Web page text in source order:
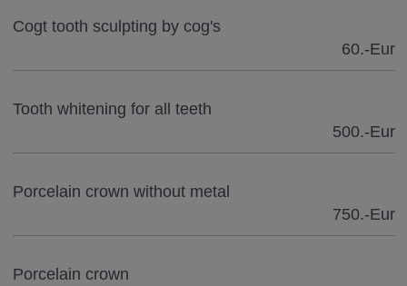
Cogt tooth sculpting by cog's
60.-Eur
Tooth whitening for all teeth
500.-Eur
Porcelain crown without metal
750.-Eur
Porcelain crown